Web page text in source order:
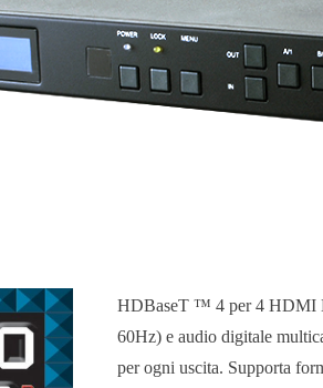
HDBaseT ™ 4 per 4 HDMI
60Hz) e audio digitale
per ogni uscita. Supporta